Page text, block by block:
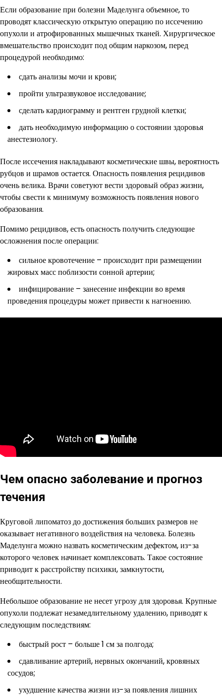
Если образование при болезни Маделунга объемное, то
проводят классическую открытую операцию по иссечению
опухоли и атрофированных мышечных тканей. Хирургическое
вмешательство происходит под общим наркозом, перед
процедурой необходимо:
сдать анализы мочи и крови;
пройти ультразвуковое исследование;
сделать кардиограмму и рентген грудной клетки;
дать необходимую информацию о состоянии здоровья
анестезиологу.
После иссечения накладывают косметические швы, вероятность
рубцов и шрамов остается. Опасность появления рецидивов
очень велика. Врачи советуют вести здоровый образ жизни,
чтобы свести к минимуму возможность появления нового
образования.
Помимо рецидивов, есть опасность получить следующие
осложнения после операции:
сильное кровотечение – происходит при размещении
жировых масс поблизости сонной артерии;
инфицирование – занесение инфекции во время
проведения процедуры может привести к нагноению.
Чем опасно заболевание и прогноз
течения
Круговой липоматоз до достижения больших размеров не
оказывает негативного воздействия на человека. Болезнь
Маделунга можно назвать косметическим дефектом, из-за
которого человек начинает комплексовать. Такое состояние
приводит к расстройству психики, замкнутости,
необщительности.
Небольшое образование не несет угрозу для здоровья. Крупные
опухоли подлежат незамедлительному удалению, приводят к
следующим последствиям:
быстрый рост – больше 1 см за полгода;
сдавливание артерий, нервных окончаний, кровяных
сосудов;
ухудшение качества жизни из-за появления лишних